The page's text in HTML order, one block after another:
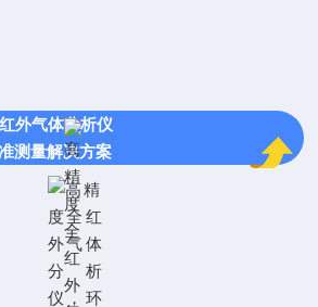
外气体分析仪
测量解决方案